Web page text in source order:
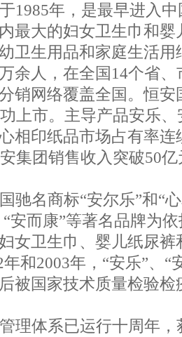
1985年，是最早进入
最大的妇女卫生巾和
卫生用品和家庭生活用
余人，在全国14个省
销网络覆盖全国。恒
上市。主导产品安乐
相印纸品市场占有率
集团销售收入突破50
驰名商标“安尔乐”和“
“安而康”等著名品牌为
女卫生巾、婴儿纸尿
和2003年，“安乐”、“
被国家技术质量检验检
理体系已运行十周年，